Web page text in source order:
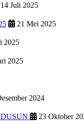
14 Juli 2025
21 Mei 2025
2025
2025
2024
23 Oktober